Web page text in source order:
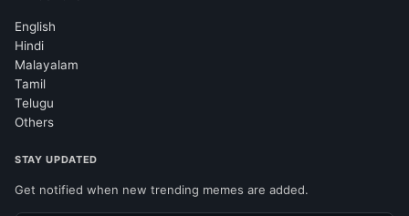
English
Hindi
Malayalam
Tamil
Telugu
Others
STAY UPDATED
Get notified when new trending memes are added.